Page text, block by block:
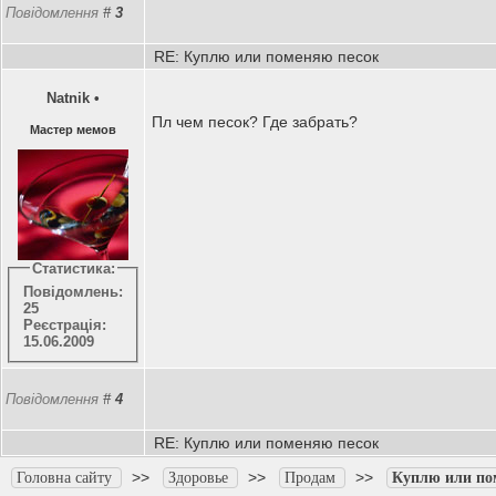
Повідомлення # 3
RE: Куплю или поменяю песок
Natnik •
Мастер мемов
Статистика:
Повідомлень:
25
Реєстрація:
15.06.2009
Пл чем песок? Где забрать?
Повідомлення # 4
RE: Куплю или поменяю песок
Головна сайту >> Здоровье >> Продам >> Куплю или